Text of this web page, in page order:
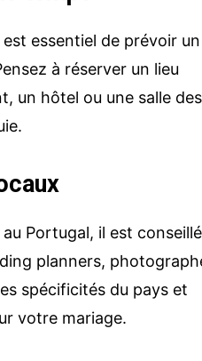
essentiel de prévoir un
à réserver un lieu
un hôtel ou une salle des
Portugal, il est conseillé
planners,
spécificités du pays et
votre mariage.